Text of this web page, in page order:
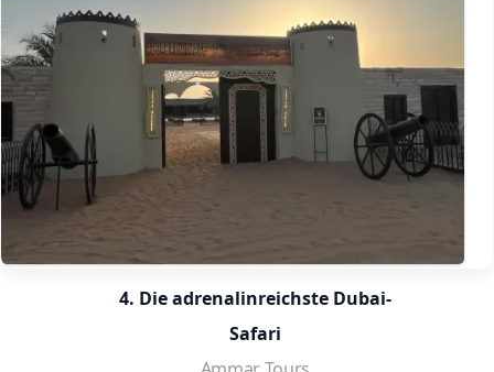
4. Die adrenalinreichste Dubai-
Safari